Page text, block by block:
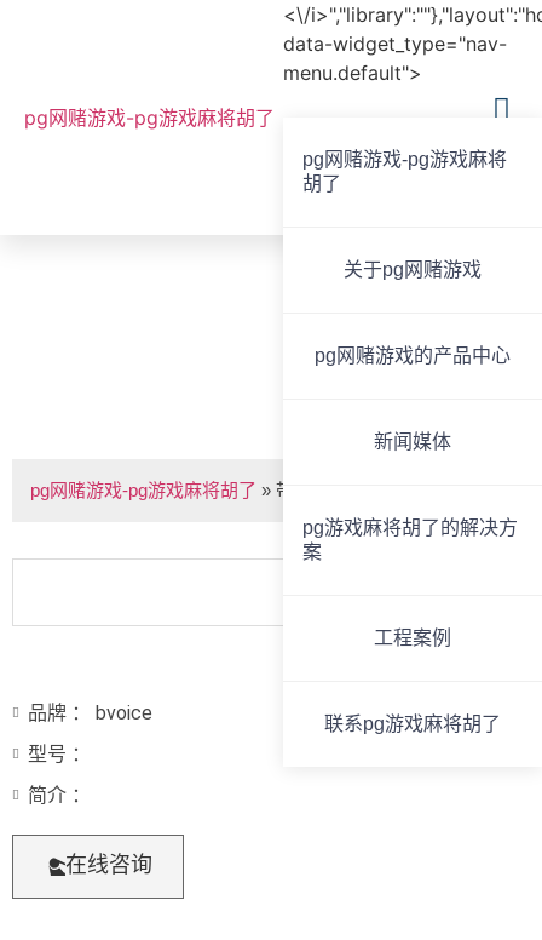
pg网赌游戏-pg游戏麻将胡了
<\/
data-widget_type="nav-
menu.default">
pg网赌游戏-pg游戏麻将
胡了
关于pg网赌游戏
pg网赌游戏的产品中心
新闻媒体
pg游戏麻将胡了的解决方
案
工程案例
联系pg游戏麻将胡了
带mp3/收音合并式功放 -pg网赌游戏
pg网赌游戏-pg游戏麻将胡了 » 带mp3/收音合并式功放
品牌 ： bvoice
型号 ：
简介 ：
在线咨询